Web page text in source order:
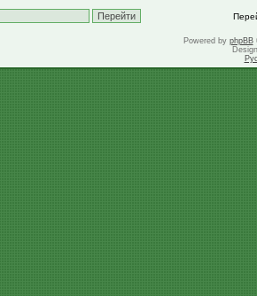
Powered by phpBB